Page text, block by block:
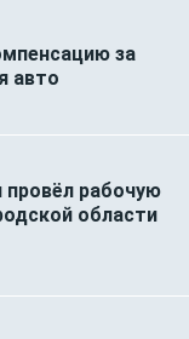
за
авто
провёл рабочую
области